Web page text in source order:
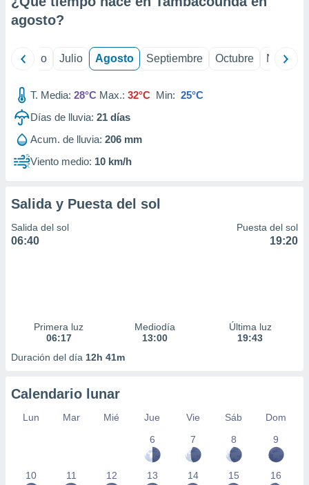
e
publicidad
publicidad
de
agosto?
Junio Julio Agosto Septiembre Octubre
T. Media: 28°C Max.: 32°C Min: 25°C
Días de lluvia: 21 días
Acum. de lluvia: 206 mm
Viento medio: 10 km/h
Salida y Puesta del sol
Salida del sol
06:40
Puesta del sol
19:20
Primera luz
06:17
Mediodía
13:00
Última luz
19:43
Duración del día 12h 41m
Calendario lunar
Lun Mar Mié Jue Vie Sáb
Dom
6
7 8 9
10 11 12 13 14 15 16